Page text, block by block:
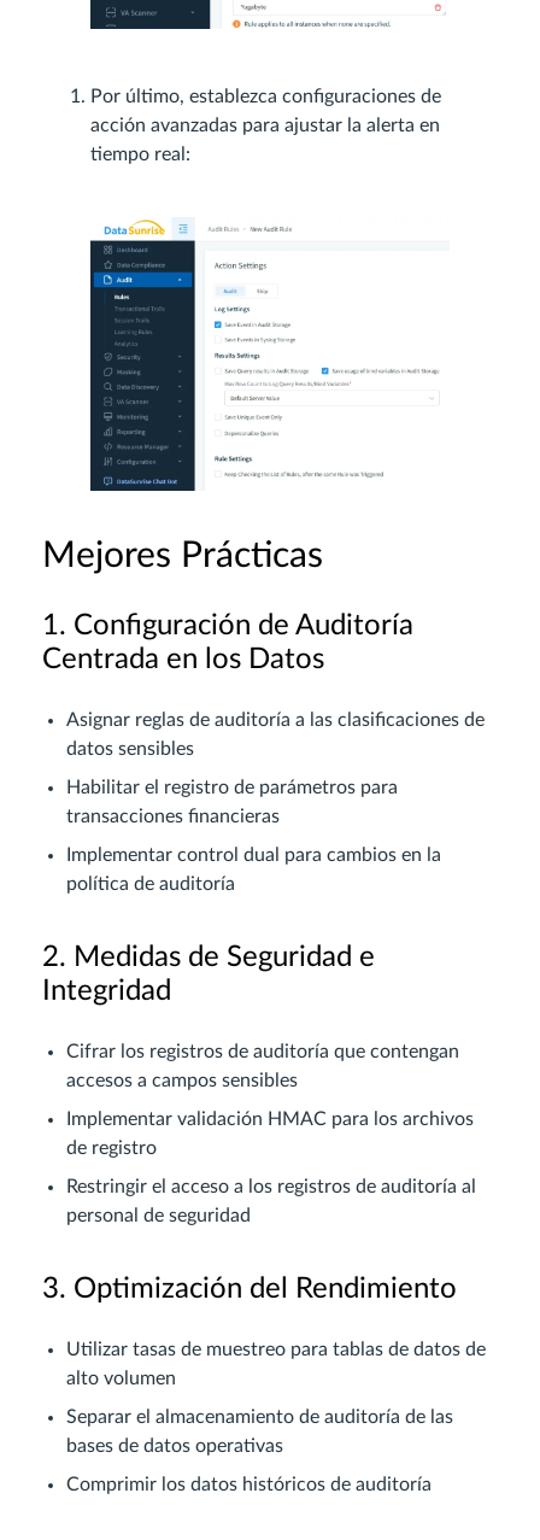
Por último, establezca configuraciones de
acción avanzadas para ajustar la alerta en
tiempo real:
Mejores Prácticas
1. Configuración de Auditoría
Centrada en los Datos
Asignar reglas de auditoría a las clasificaciones de
datos sensibles
Habilitar el registro de parámetros para
transacciones financieras
Implementar control dual para cambios en la
política de auditoría
2. Medidas de Seguridad e
Integridad
Cifrar los registros de auditoría que contengan
accesos a campos sensibles
Implementar validación HMAC para los archivos
de registro
Restringir el acceso a los registros de auditoría al
personal de seguridad
3. Optimización del Rendimiento
Utilizar tasas de muestreo para tablas de datos de
alto volumen
Separar el almacenamiento de auditoría de las
bases de datos operativas
Comprimir los datos históricos de auditoría